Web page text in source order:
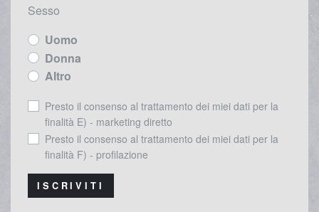
Sesso
Uomo
Donna
Altro
Presto il consenso al trattamento dei miei dati per la
finalità E) - marketing diretto
Presto il consenso al trattamento dei miei dati per la
finalità F) - profilazione
ISCRIVITI